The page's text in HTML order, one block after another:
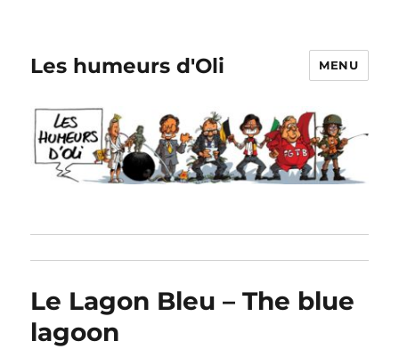
Les humeurs d'Oli MENU
Le Lagon Bleu – The blue
lagoon